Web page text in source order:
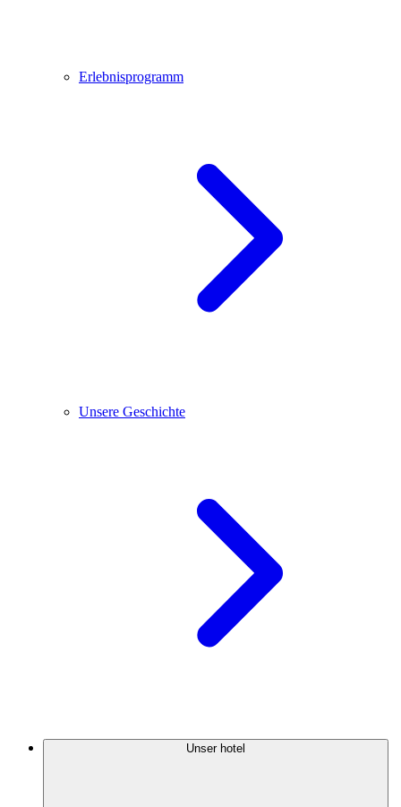
Erlebnisprogramm
Unsere Geschichte
Unser hotel